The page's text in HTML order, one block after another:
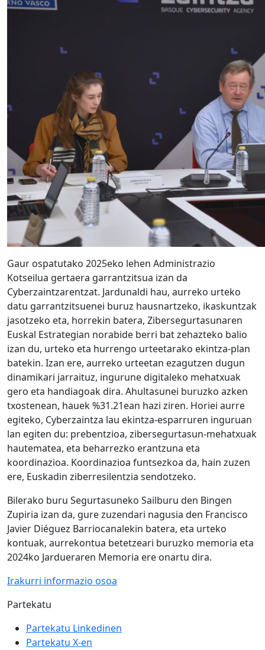
Gaur ospatutako 2025eko lehen Administrazio
Kotseilua gertaera garrantzitsua izan da
Cyberzaintzarentzat. Jardunaldi hau, aurreko urteko
datu garrantzitsuenei buruz hausnartzeko, ikaskuntzak
jasotzeko eta, horrekin batera, Zibersegurtasunaren
Euskal Estrategian norabide berri bat zehazteko balio
izan du, urteko eta hurrengo urteetarako ekintza-plan
batekin. Izan ere, aurreko urteetan ezagutzen dugun
dinamikari jarraituz, ingurune digitaleko mehatxuak
gero eta handiagoak dira. Ahultasunei buruzko azken
txostenean, hauek %31.21ean hazi ziren. Horiei aurre
egiteko, Cyberzaintza lau ekintza-esparruren inguruan
lan egiten du: prebentzioa, zibersegurtasun-mehatxuak
hautematea, eta beharrezko erantzuna eta
koordinazioa. Koordinazioa funtsezkoa da, hain zuzen
ere, Euskadin ziberresilentzia sendotzeko.
Bilerako buru Segurtasuneko Sailburu den Bingen
Zupiria izan da, gure zuzendari nagusia den Francisco
Javier Diéguez Barriocanalekin batera, eta urteko
kontuak, aurrekontua betetzeari buruzko memoria eta
2024ko Jardueraren Memoria ere onartu dira.
Irakurri informazio osoa
Partekatu
Partekatu Linkedinen
Partekatu X-en